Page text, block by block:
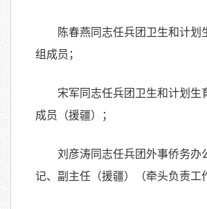
陈春燕同志任兵团卫生和计划
组成员；
宋军同志任兵团卫生和计划生
成员（援疆）；
刘彦涛同志任兵团外事侨务办
记、副主任（援疆）（牵头负责工